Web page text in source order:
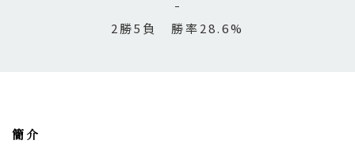
2勝5負 勝率28.6%
簡介